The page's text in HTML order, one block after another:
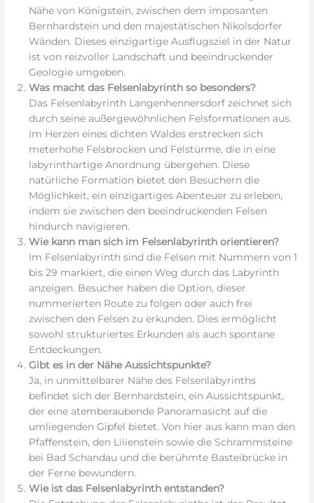
Nähe von Königstein, zwischen dem imposanten
Bernhardstein und den majestätischen Nikolsdorfer
Wänden. Dieses einzigartige Ausflugsziel in der Natur
ist von reizvoller Landschaft und beeindruckender
Geologie umgeben.
Was macht das Felsenlabyrinth so besonders?
Das Felsenlabyrinth Langenhennersdorf zeichnet sich
durch seine außergewöhnlichen Felsformationen aus.
Im Herzen eines dichten Waldes erstrecken sich
meterhohe Felsbrocken und Felstürme, die in eine
labyrinthartige Anordnung übergehen. Diese
natürliche Formation bietet den Besuchern die
Möglichkeit, ein einzigartiges Abenteuer zu erleben,
indem sie zwischen den beeindruckenden Felsen
hindurch navigieren.
Wie kann man sich im Felsenlabyrinth orientieren?
Im Felsenlabyrinth sind die Felsen mit Nummern von 1
bis 29 markiert, die einen Weg durch das Labyrinth
anzeigen. Besucher haben die Option, dieser
nummerierten Route zu folgen oder auch frei
zwischen den Felsen zu erkunden. Dies ermöglicht
sowohl strukturiertes Erkunden als auch spontane
Entdeckungen.
Gibt es in der Nähe Aussichtspunkte?
Ja, in unmittelbarer Nähe des Felsenlabyrinths
befindet sich der Bernhardstein, ein Aussichtspunkt,
der eine atemberaubende Panoramasicht auf die
umliegenden Gipfel bietet. Von hier aus kann man den
Pfaffenstein, den Lilienstein sowie die Schrammsteine
bei Bad Schandau und die berühmte Basteibrücke in
der Ferne bewundern.
Wie ist das Felsenlabyrinth entstanden?